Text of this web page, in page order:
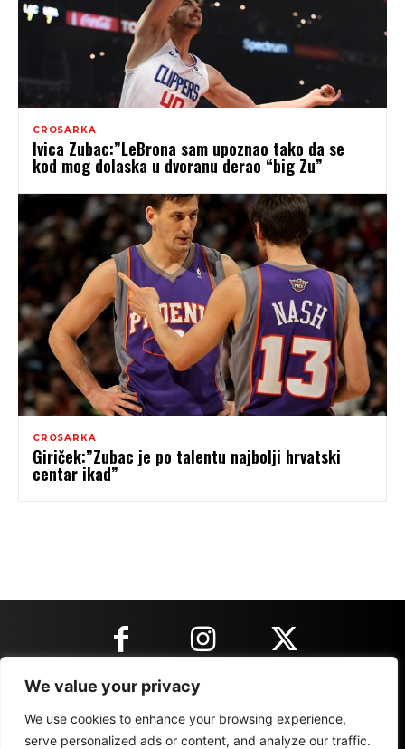
We value your privacy
We use cookies to enhance your browsing experience,
serve personalized ads or content, and analyze our traffic.
CROSARKA
Ivica Zubac:”LeBrona sam upoznao tako da se
kod mog dolaska u dvoranu derao “big Zu”
CROSARKA
Giriček:”Zubac je po talentu najbolji hrvatski
centar ikad”
KONTAKT INFORMACIJE